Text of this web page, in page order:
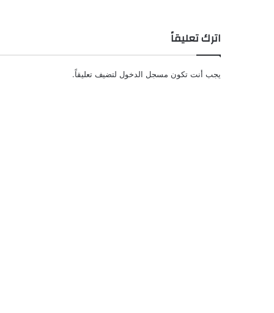
اترك تعليقاً
يجب أنت تكون مسجل الدخول لتضيف تعليقاً.